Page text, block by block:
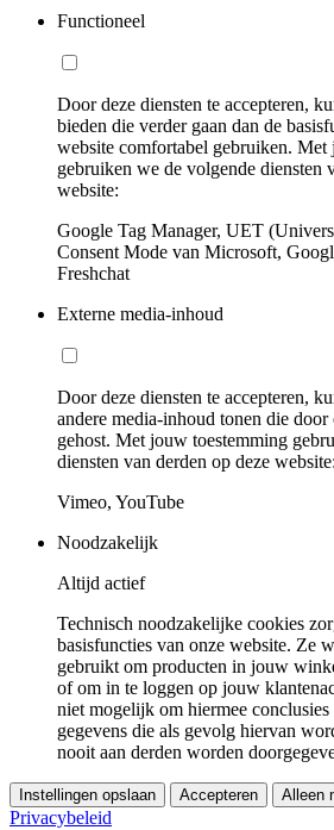
Functioneel
Door deze diensten te accepteren,
bieden die verder gaan dan de
website comfortabel gebruiken. Met
gebruiken we de volgende diensten
website:
Google Tag Manager, UET
Consent Mode van Microsoft,
Freshchat
Externe media-inhoud
Door deze diensten te accepteren,
andere media-inhoud tonen die
gehost. Met jouw toestemming
diensten van derden op deze website:
Vimeo, YouTube
Noodzakelijk
Altijd actief
Technisch noodzakelijke cookies
basisfuncties van onze website. Ze
gebruikt om producten in jouw
of om in te loggen op jouw
niet mogelijk om hiermee
gegevens die als gevolg hiervan
nooit aan derden worden
Instellingen opslaan Accepteren Alleen
Privacybeleid